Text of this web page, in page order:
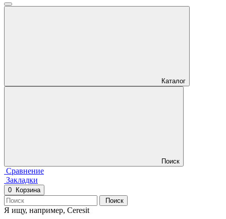
Каталог
Поиск
Сравнение
Закладки
0
Корзина
Поиск
Я ищу, например, Ceresit